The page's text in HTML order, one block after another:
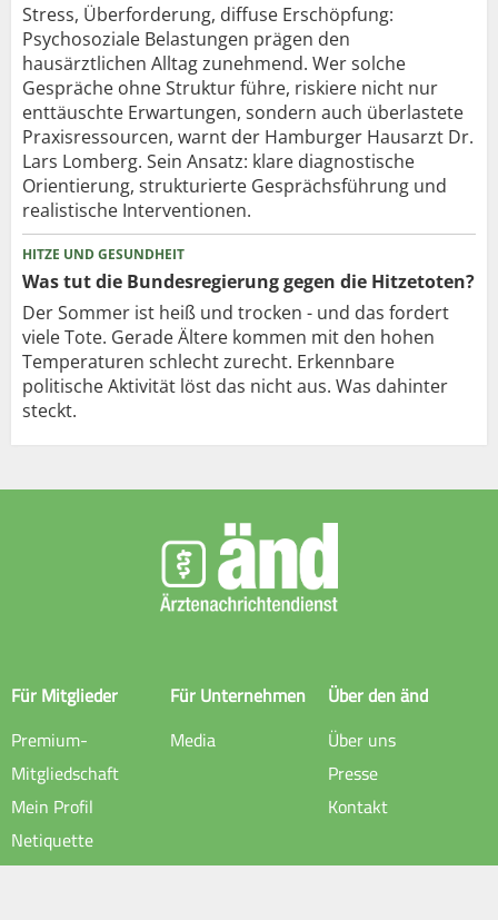
Stress, Überforderung, diffuse Erschöpfung:
Psychosoziale Belastungen prägen den
hausärztlichen Alltag zunehmend. Wer solche
Gespräche ohne Struktur führe, riskiere nicht nur
enttäuschte Erwartungen, sondern auch überlastete
Praxisressourcen, warnt der Hamburger Hausarzt Dr.
Lars Lomberg. Sein Ansatz: klare diagnostische
Orientierung, strukturierte Gesprächsführung und
realistische Interventionen.
HITZE UND GESUNDHEIT
Was tut die Bundesregierung gegen die Hitzetoten?
Der Sommer ist heiß und trocken - und das fordert
viele Tote. Gerade Ältere kommen mit den hohen
Temperaturen schlecht zurecht. Erkennbare
politische Aktivität löst das nicht aus. Was dahinter
steckt.
Für Mitglieder
Premium-
Mitgliedschaft
Mein Profil
Netiquette
Für Unternehmen
Media
Über den änd
Über uns
Presse
Kontakt
Rechtliche Hinweise